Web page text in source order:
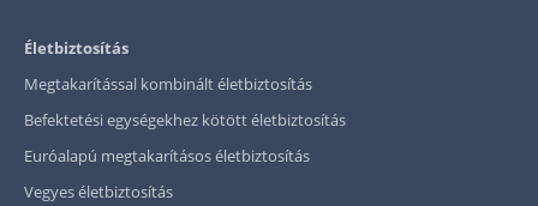
Életbiztosítás
Megtakarítással kombinált életbiztosítás
Befektetési egységekhez kötött életbiztosítás
Euróalapú megtakarításos életbiztosítás
Vegyes életbiztosítás